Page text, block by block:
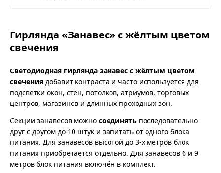
Гирлянда «Занавес» с жёлтым цветом
свечения
Светодиодная гирлянда занавес с жёлтым цветом
свечения добавит контраста и часто используется для
подсветки окон, стен, потолков, атриумов, торговых
центров, магазинов и длинных проходных зон.
Секции занавесов можно соединять последовательно
друг с другом до 10 штук и запитать от одного блока
питания. Для занавесов высотой до 3-х метров блок
питания приобретается отдельно. Для занавесов 6 и 9
метров блок питания включён в комплект.